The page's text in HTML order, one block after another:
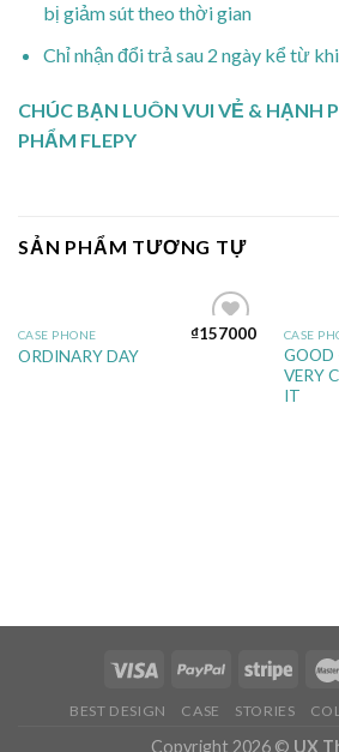
bị giảm sút theo thời gian
Chỉ nhận đổi trả sau 2 ngày kể từ
CHÚC BẠN LUÔN VUI VẺ & HẠNH
PHẨM FLEPY
SẢN PHẨM TƯƠNG TỰ
CASE PHONE
ORDINARY DAY
₫157000 CASE
GOOD
VERY
IT
BEST DESIGN CASE STORIES
Copyright 2026 © UX